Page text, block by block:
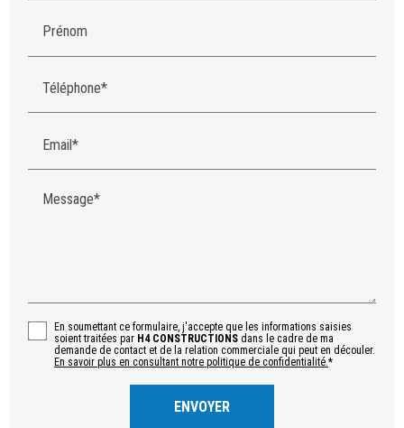
Prénom
Téléphone*
Email*
Message*
En soumettant ce formulaire, j'accepte que les informations saisies
soient traitées par H4 CONSTRUCTIONS dans le cadre de ma
demande de contact et de la relation commerciale qui peut en découler.
En savoir plus en consultant notre politique de confidentialité.*